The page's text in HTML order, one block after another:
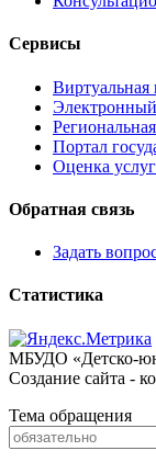
Сервисы
Виртуальная
Портал
Оценка
Обратная связь
Задать
Статистика
МБУДО «Детско-
Создание сайта -
Тема обращения